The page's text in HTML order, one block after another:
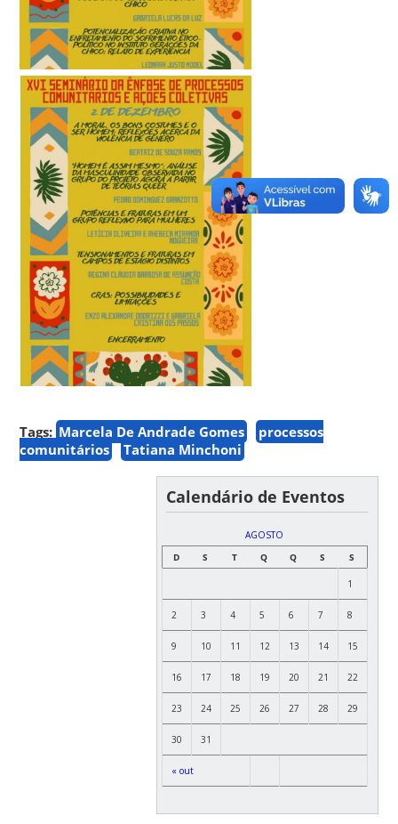
Tags: Marcela De Andrade Gomes
processos
comunitários
Tatiana Minchoni
Calendário de Eventos
AGOSTO
D
S T Q Q S S
« out
1
2 3 4 5 6 7 8
9 10 11 12 13 14 15
16 17 18 19 20 21 22
23 24 25 26 27 28 29
30 31